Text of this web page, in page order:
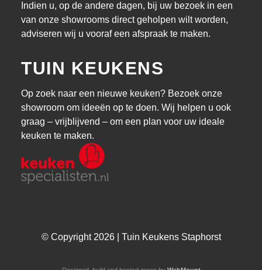
Indien u, op de andere dagen, bij uw bezoek in een
van onze showrooms direct geholpen wilt worden,
adviseren wij u vooraf een afspraak te maken.
TUIN KEUKENS
Op zoek naar een nieuwe keuken? Bezoek onze
showroom om ideeën op te doen. Wij helpen u ook
graag – vrijblijvend – om een plan voor uw ideale
keuken te maken.
© Copyright 2026 | Tuin Keukens Staphorst